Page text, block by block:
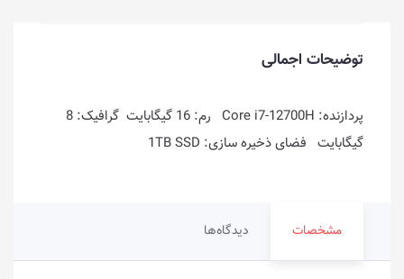
توضیحات اجمالی
پردازنده: Core i7-12700H رم: 16 گیگابایت گرافیک: 8
گیگابایت فضای ذخیره سازی: 1TB SSD
مشخصات دیدگاه‌ها